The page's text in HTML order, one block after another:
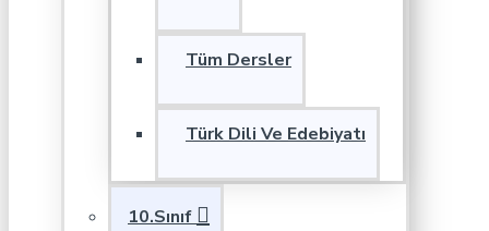
Tüm Dersler
Türk Dili Ve Edebiyatı
10.Sınıf